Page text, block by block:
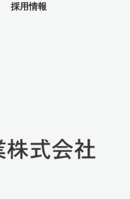
採用情報